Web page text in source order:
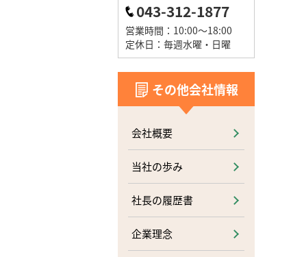
043-312-1877
営業時間：10:00～18:00
定休日：毎週水曜・日曜
その他会社情報
会社概要
当社の歩み
社長の履歴書
企業理念